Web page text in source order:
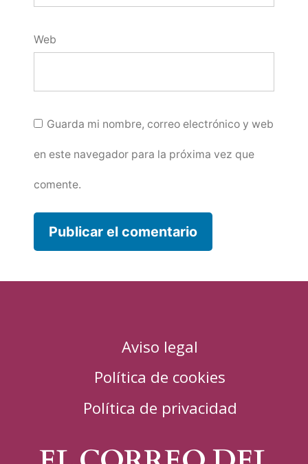
Web
Guarda mi nombre, correo electrónico y web
en este navegador para la próxima vez que
comente.
Aviso legal
Política de cookies
Política de privacidad